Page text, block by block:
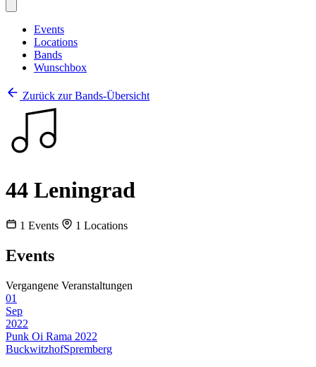
Events
Locations
Bands
Wunschbox
Zurück zur Bands-Übersicht
44 Leningrad
1 Events 1 Locations
Events
Vergangene Veranstaltungen
01
Sep
2022
Punk Oi Rama 2022
BuckwitzhofSpremberg